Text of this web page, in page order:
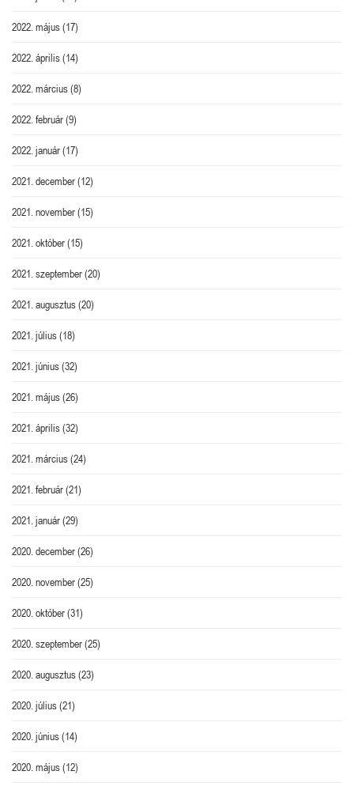
2022. május(17)
2022. április(14)
2022. március(8)
2022. február(9)
2022. január(17)
2021. december(12)
2021. november(15)
2021. október(15)
2021. szeptember(20)
2021. augusztus(20)
2021. július(18)
2021. június(32)
2021. május(26)
2021. április(32)
2021. március(24)
2021. február(21)
2021. január(29)
2020. december(26)
2020. november(25)
2020. október(31)
2020. szeptember(25)
2020. augusztus(23)
2020. július(21)
2020. június(14)
2020. május(12)